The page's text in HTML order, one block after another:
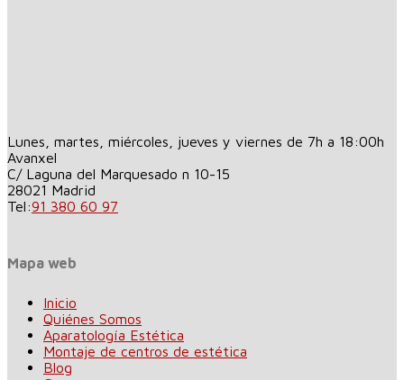
Lunes, martes, miércoles, jueves y viernes de 7h a 18:00h
Avanxel
C/ Laguna del Marquesado n 10-15
28021 Madrid
Tel:91 380 60 97
Mapa web
Inicio
Quiénes Somos
Aparatología Estética
Montaje de centros de estética
Blog